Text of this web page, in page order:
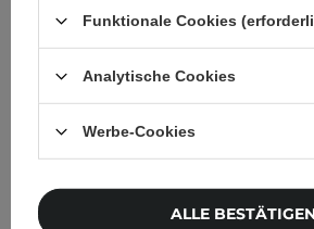
Feuchtigkeitsspendende
Gesichtscreme mit
Hyaluronsäure - 30ml
Funktionale Cookies
Analytische Cookies
Werbe-Cookies
ALLE